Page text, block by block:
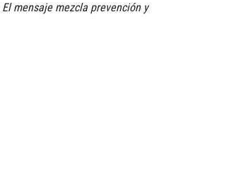
mensaje mezcla prevención y